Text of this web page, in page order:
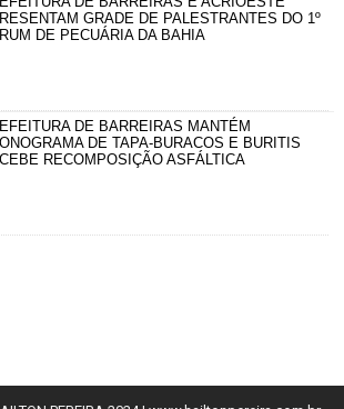
GRADE DE PALESTRANTES DO 1º
DE PECUÁRIA DA BAHIA
DE BARREIRAS MANTÉM
DE TAPA-BURACOS E BURITIS
RECOMPOSIÇÃO ASFÁLTICA